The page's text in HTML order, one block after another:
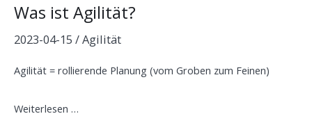
Was ist Agilität?
2023-04-15 /Agilität
Agilität = rollierende Planung (vom Groben zum Feinen)
Was
Weiterlesen …